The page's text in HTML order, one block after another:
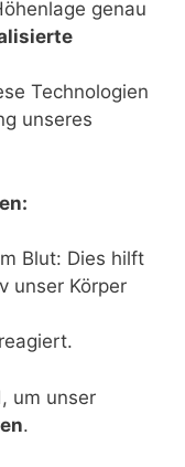
genau
Technologien
unseres
Blut: Dies hilft
unser Körper
um unser
.